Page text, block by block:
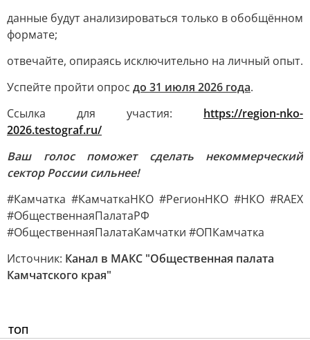
данные будут анализироваться только в обобщённом
формате;
отвечайте, опираясь исключительно на личный опыт.
Успейте пройти опрос до 31 июля 2026 года.
Ссылка для участия: https://region-nko-
2026.testograf.ru/
Ваш голос поможет сделать некоммерческий
сектор России сильнее!
#Камчатка #КамчаткаНКО #РегионНКО #НКО #RAEX
#ОбщественнаяПалатаРФ
#ОбщественнаяПалатаКамчатки #ОПКамчатка
Источник: Канал в МАКС "Общественная палата
Камчатского края"
ТОП